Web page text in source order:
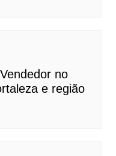
no
e região